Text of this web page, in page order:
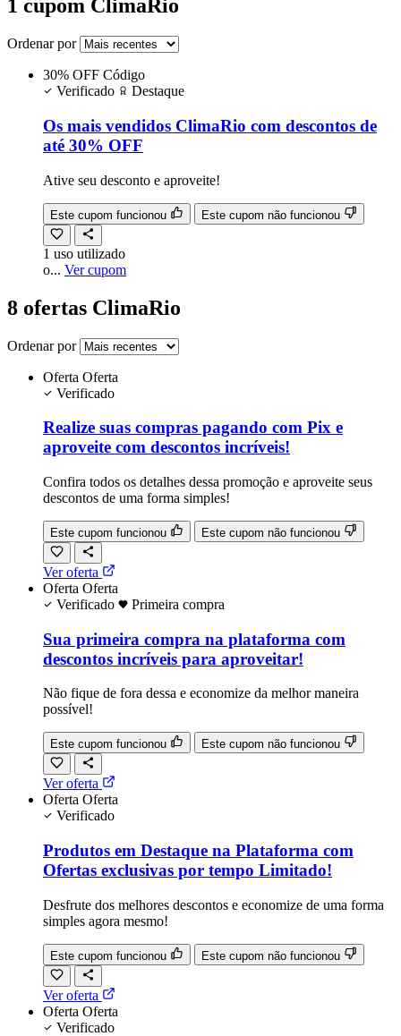
1 cupom ClimaRio
Ordenar por
30% OFF Código
Verificado
Destaque
Os mais vendidos ClimaRio com descontos de
até 30% OFF
Ative seu desconto e aproveite!
Este cupom funcionou Este cupom não funcionou
1 uso utilizado
o... Ver cupom
8 ofertas ClimaRio
Ordenar por
Oferta Oferta
Verificado
Realize suas compras pagando com Pix e
aproveite com descontos incríveis!
Confira todos os detalhes dessa promoção e aproveite seus
descontos de uma forma simples!
Este cupom funcionou Este cupom não funcionou
Ver oferta
Oferta Oferta
Verificado
Primeira compra
Sua primeira compra na plataforma com
descontos incríveis para aproveitar!
Não fique de fora dessa e economize da melhor maneira
possível!
Este cupom funcionou Este cupom não funcionou
Ver oferta
Oferta Oferta
Verificado
Produtos em Destaque na Plataforma com
Ofertas exclusivas por tempo Limitado!
Desfrute dos melhores descontos e economize de uma forma
simples agora mesmo!
Este cupom funcionou Este cupom não funcionou
Ver oferta
Oferta Oferta
Verificado